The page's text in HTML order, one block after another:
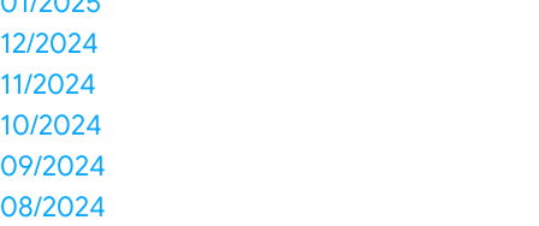
12/2024
11/2024
10/2024
09/2024
08/2024